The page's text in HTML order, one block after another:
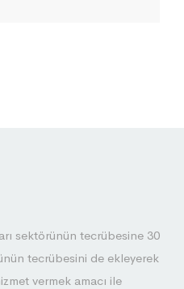
sektörünün tecrübesine 30
tecrübesini de ekleyerek
vermek amacı ile